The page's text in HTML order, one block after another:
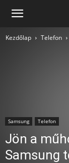
Mobilissimo.hu
Kezdőlap Telefon
Samsung Telefon
Jön a
Samsung